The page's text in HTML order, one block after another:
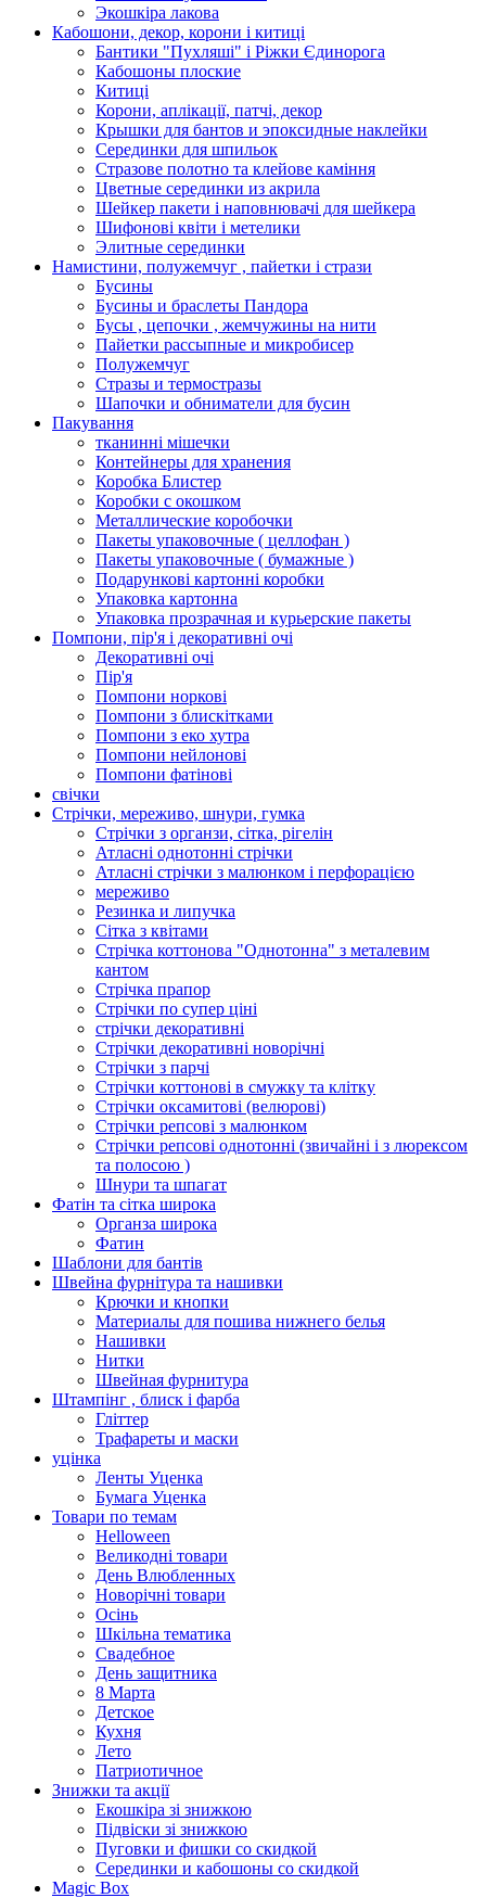
Экошкiра лакова
Кабошони, декор, корони і китиці
Бантики "Пухляші" і Ріжки Єдинорога
Кабошоны плоские
Китиці
Корони, аплікації, патчі, декор
Крышки для бантов и эпоксидные наклейки
Серединки для шпильок
Стразове полотно та клейове каміння
Цветные серединки из акрила
Шейкер пакети і наповнювачі для шейкера
Шифонові квіти і метелики
Элитные серединки
Намистини, полужемчуг , пайетки і стрази
Бусины
Бусины и браслеты Пандора
Бусы , цепочки , жемчужины на нити
Пайетки рассыпные и микробисер
Полужемчуг
Стразы и термостразы
Шапочки и обниматели для бусин
Пакування
тканинні мішечки
Контейнеры для хранения
Коробка Блистер
Коробки с окошком
Металлические коробочки
Пакеты упаковочные ( целлофан )
Пакеты упаковочные ( бумажные )
Подарункові картонні коробки
Упаковка картонна
Упаковка прозрачная и курьерские пакеты
Помпони, пір'я і декоративні очі
Декоративні очі
Пір'я
Помпони норкові
Помпони з блискітками
Помпони з еко хутра
Помпони нейлонові
Помпони фатінові
свічки
Стрічки, мереживо, шнури, гумка
Стрічки з органзи, сітка, рігелін
Атласні однотонні стрічки
Атласні стрічки з малюнком і перфорацією
мереживо
Резинка и липучка
Сітка з квітами
Стрічка коттонова "Однотонна" з металевим
кантом
Стрічка прапор
Стрічки по супер ціні
стрічки декоративні
Стрічки декоративні новорічні
Стрічки з парчі
Стрічки коттонові в смужку та клітку
Стрічки оксамитові (велюрові)
Стрічки репсові з малюнком
Стрічки репсові однотонні (звичайні і з люрексом
та полосою )
Шнури та шпагат
Фатін та сітка широка
Органза широка
Фатин
Шаблони для бантів
Швейна фурнітура та нашивки
Крючки и кнопки
Материалы для пошива нижнего белья
Нашивки
Нитки
Швейная фурнитура
Штампінг , блиск і фарба
Гліттер
Трафареты и маски
уцінка
Ленты Уценка
Бумага Уценка
Товари по темам
Helloween
Великодні товари
День Влюбленных
Новорічні товари
Осінь
Шкільна тематика
Свадебное
День защитника
8 Марта
Детское
Кухня
Лето
Патриотичное
Знижки та акції
Екошкіра зі знижкою
Підвіски зі знижкою
Пуговки и фишки со скидкой
Серединки и кабошоны со скидкой
Magic Box